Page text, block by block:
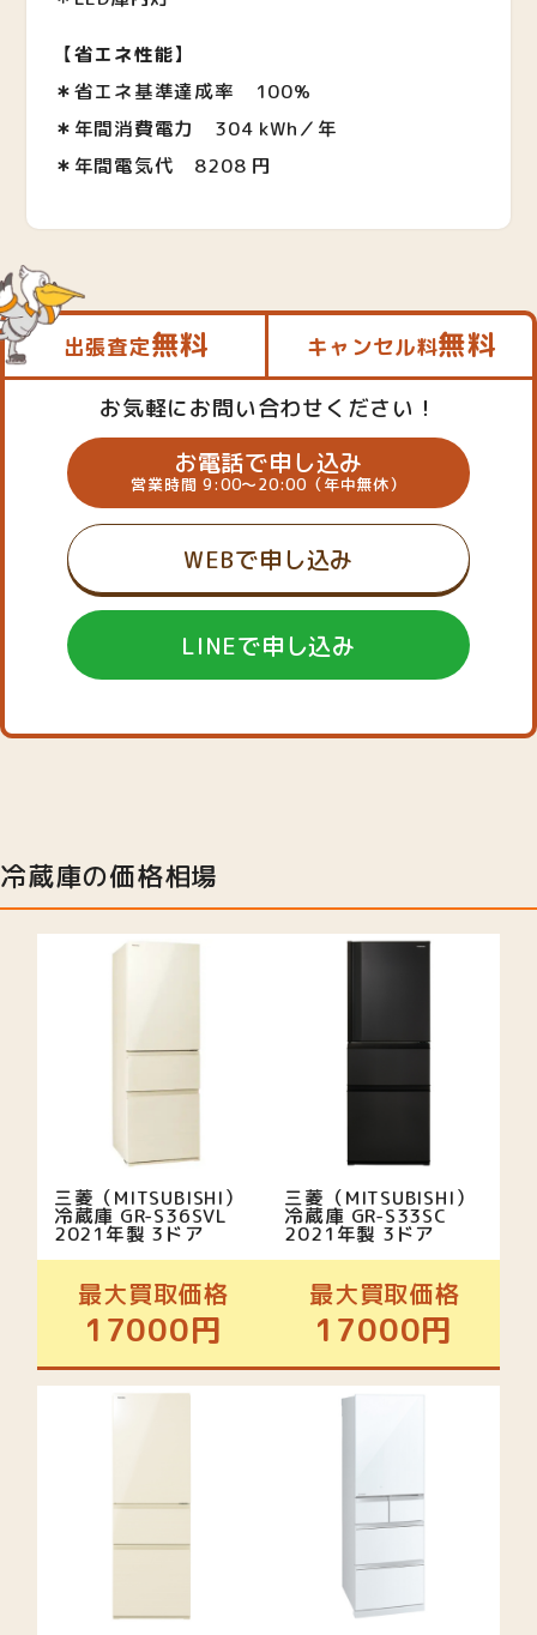
【省エネ性能】
＊省エネ基準達成率 100%
＊ 年間消費電力 304 kWh／年
＊ 年間電気代 8208 円
出張査定無料 キャンセル料無料
お気軽にお問い合わせください！
お電話で申し込み
営業時間 9:00～20:00（年中無休）
WEBで申し込み
LINEで申し込み
冷蔵庫の価格相場
三菱（MITSUBISHI）
冷蔵庫 GR-S36SVL
2021年製 3ドア
最大買取価格
17000円
三菱（MITSUBISHI）
冷蔵庫 GR-S33SC
2021年製 3ドア
最大買取価格
17000円